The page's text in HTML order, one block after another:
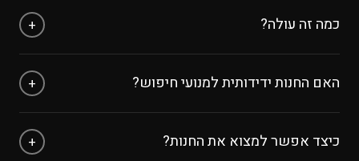
כמה זה עולה? +
אפשר להתנסות בחינם עד 8 מוצרים ללא כרטיס אשראי.
לאחר מכן, עלות המנוי היא לפי החבילה שבוחרים
האם החנות ידידותית למנועי חיפוש? +
החיפוש, אם לא היא ממש חסרת תועלת, ולכן אנחנו ב-
כיצד אפשר למצוא את החנות? +